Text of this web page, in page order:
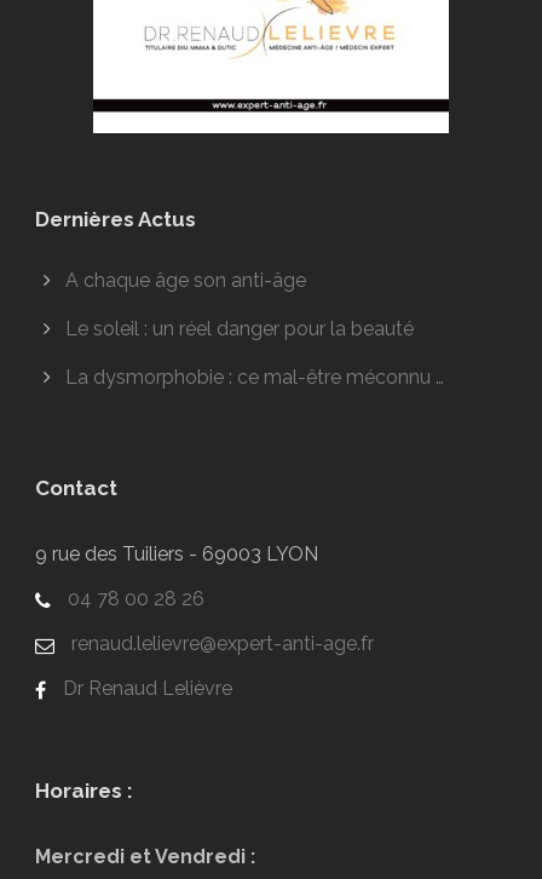
Dernières Actus
A chaque âge son anti-âge
Le soleil : un réel danger pour la beauté
La dysmorphobie : ce mal-être méconnu …
Contact
9 rue des Tuiliers - 69003 LYON
04 78 00 28 26
renaud.lelievre@expert-anti-age.fr
Dr Renaud Lelièvre
Horaires :
Mercredi et Vendredi :